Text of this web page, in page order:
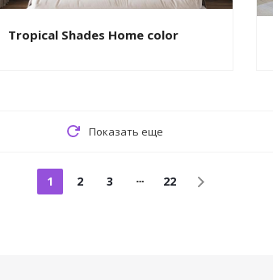
Tropical Shades Home color
Показать еще
1 2 3 22